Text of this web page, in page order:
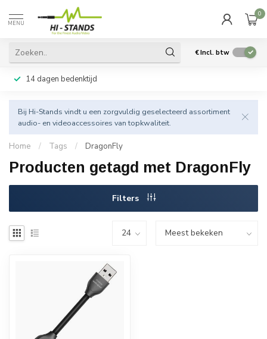
MENU
0
€Incl. btw
14 dagen bedenktijd
Bij Hi-Stands vindt u een zorgvuldig geselecteerd assortiment
audio- en videoaccessoires van topkwaliteit.
Home / Tags / DragonFly
Producten getagd met DragonFly
Filters